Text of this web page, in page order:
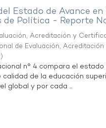
Estado de Avance
de Política - Reporte
Acreditación y
de Evaluación,
)
n° 4 compara el
calidad de la educación
global y por cada ...